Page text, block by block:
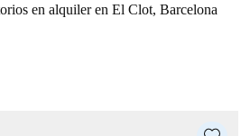
en alquiler en El Clot, Barcelona